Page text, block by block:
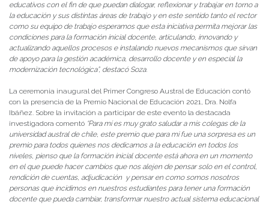
educativos con el fin de que puedan dialogar, reflexionar y trabajar en torno a
la educación y sus distintas áreas de trabajo y en este sentido tanto el rector
como su equipo de trabajo esperamos que esta iniciativa permita mejorar las
condiciones para la formación inicial docente, articulando, innovando y
actualizando aquellos procesos e instalando nuevos mecanismos que sirvan
de apoyo para la gestión académica, desarrollo docente y en especial la
modernización tecnológica”, destacó Soza.
La ceremonia inaugural del Primer Congreso Austral de Educación contó
con la presencia de la Premio Nacional de Educación 2021, Dra. Nolfa
Ibáñez. Sobre la invitación a participar de este evento la destacada
investigadora comentó “Para mí es muy grato saludar a mis colegas de la
universidad austral de chile, este premio que para mi fue una sorpresa es un
premio para todos quienes nos dedicamos a la educación en todos los
niveles, pienso que la formación inicial docente está ahora en un momento
en el que puede hacer cambios que nos alejen de pensar solo en el control,
rendición de cuentas, adjudicación y pensar en como somos nosotros
personas que incidimos en nuestros estudiantes para tener una formación
docente que pueda cambiar, transformar nuestro actual sistema educacional